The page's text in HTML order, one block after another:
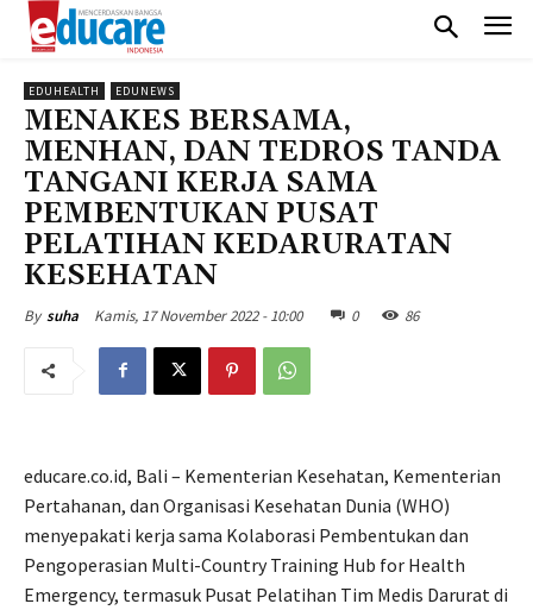
EDUHEALTH EDUNEWS
MENAKES BERSAMA,
MENHAN, DAN TEDROS TANDA
TANGANI KERJA SAMA
PEMBENTUKAN PUSAT
PELATIHAN KEDARURATAN
KESEHATAN
By suha Kamis, 17 November 2022 - 10:00 0 86
educare.co.id, Bali – Kementerian Kesehatan, Kementerian
Pertahanan, dan Organisasi Kesehatan Dunia (WHO)
menyepakati kerja sama Kolaborasi Pembentukan dan
Pengoperasian Multi-Country Training Hub for Health
Emergency, termasuk Pusat Pelatihan Tim Medis Darurat di